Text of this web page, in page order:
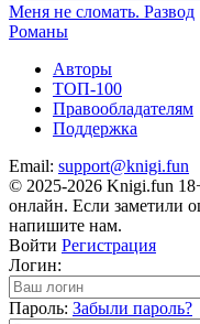
Меня не сломать. Развод
Романы
Авторы
ТОП-100
Правообладателям
Поддержка
Email: support@knigi.fun
© 2025-2026 Knigi.fun
онлайн. Если заметили
напишите нам.
Войти Регистрация
Логин:
Пароль: Забыли пароль?